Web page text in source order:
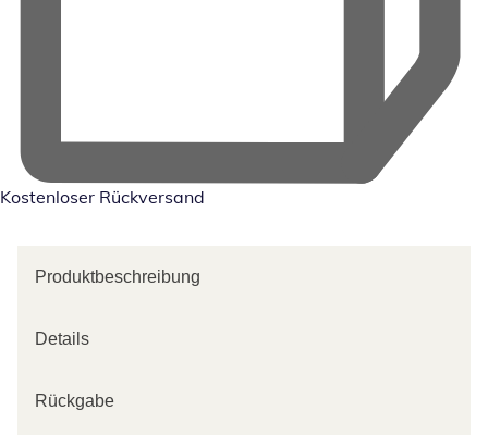
Kostenloser Rückversand
Produktbeschreibung
Details
Rückgabe